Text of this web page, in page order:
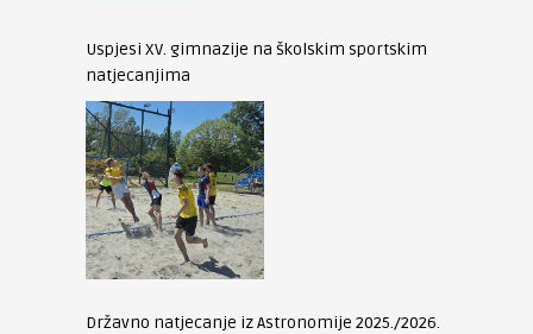
Uspjesi XV. gimnazije na školskim sportskim
natjecanjima
Državno natjecanje iz Astronomije 2025./2026.